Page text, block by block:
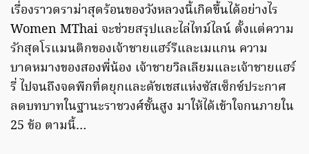
เรื่องราวดราม่าสุดร้อนของวังหลวงนี้เกิดขึ้นได้อย่างไร
Women MThai จะช่วยสรุปและไล่ไทม์ไลน์ ตั้งแต่ความ
รักสุดโรแมนติกของเจ้าชายแฮร์รีและเมแกน ความ
บาดหมางของสองพี่น้อง เจ้าชายวิลเลียมและเจ้าชายแฮร์
รี่ ไปจนถึงจดพีกที่ดยุกและดัชเชสแห่งซัสเซ็กซ์ประกาศ
ลดบทบาทในฐานะราชวงศ์ชั้นสูง มาให้ได้เข้าใจกนภายใน
25 ข้อ ตามนี้…